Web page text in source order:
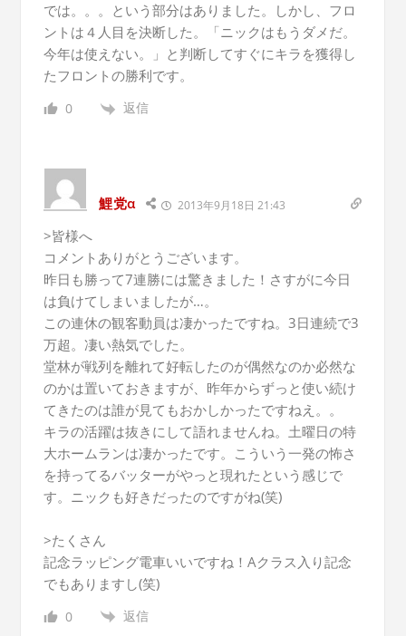
では。。。という部分はありました。しかし、フロ
ントは４人目を決断した。「ニックはもうダメだ。
今年は使えない。」と判断してすぐにキラを獲得し
たフロントの勝利です。
0 返信
鯉党α 2013年9月18日 21:43
>皆様へ
コメントありがとうございます。
昨日も勝って7連勝には驚きました！さすがに今日
は負けてしまいましたが…。
この連休の観客動員は凄かったですね。3日連続で3
万超。凄い熱気でした。
堂林が戦列を離れて好転したのが偶然なのか必然な
のかは置いておきますが、昨年からずっと使い続け
てきたのは誰が見てもおかしかったですねえ。。
キラの活躍は抜きにして語れませんね。土曜日の特
大ホームランは凄かったです。こういう一発の怖さ
を持ってるバッターがやっと現れたという感じで
す。ニックも好きだったのですがね(笑)
>たくさん
記念ラッピング電車いいですね！Aクラス入り記念
でもありますし(笑)
0 返信